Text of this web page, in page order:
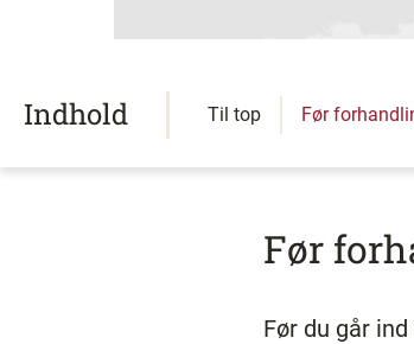
Indhold Til top Før
Før
Før du går